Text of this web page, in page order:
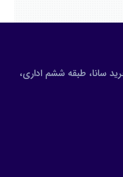
خرید سانا، طبقه ششم اداری،